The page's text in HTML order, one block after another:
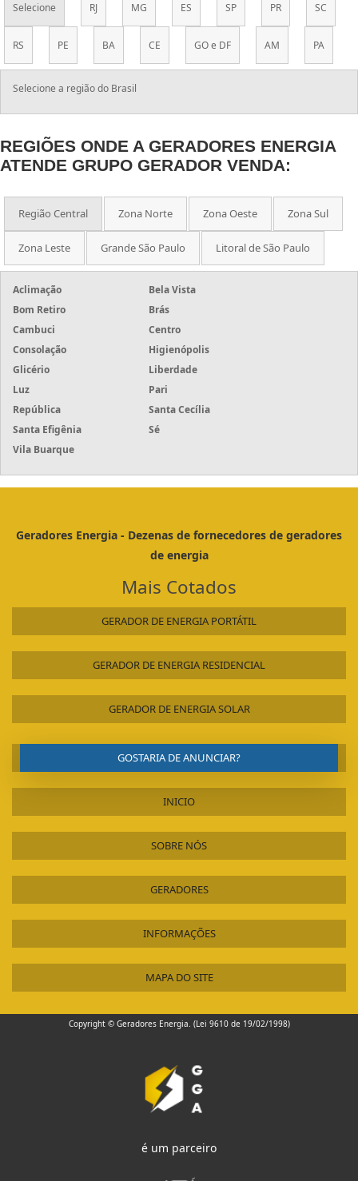
Selecione RJ MG ES SP PR SC
RS PE BA CE GO e DF AM PA
Selecione a região do Brasil
REGIÕES ONDE A GERADORES ENERGIA
ATENDE GRUPO GERADOR VENDA:
Região Central Zona Norte Zona Oeste Zona Sul
Zona Leste Grande São Paulo Litoral de São Paulo
Aclimação
Bela Vista
Bom Retiro
Brás
Cambuci
Centro
Consolação
Higienópolis
Glicério
Liberdade
Luz
Pari
República
Santa Cecília
Santa Efigênia
Sé
Vila Buarque
Geradores Energia - Dezenas de fornecedores de geradores
de energia
Mais Cotados
GERADOR DE ENERGIA PORTÁTIL
GERADOR DE ENERGIA RESIDENCIAL
GERADOR DE ENERGIA SOLAR
GOSTARIA DE ANUNCIAR?
INICIO
SOBRE NÓS
GERADORES
INFORMAÇÕES
MAPA DO SITE
Copyright © Geradores Energia. (Lei 9610 de 19/02/1998)
é um parceiro